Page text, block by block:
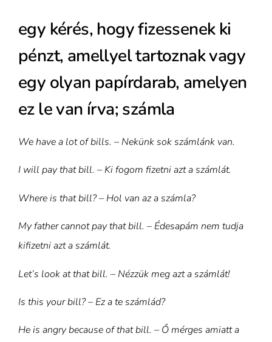
egy kérés, hogy fizessenek ki
pénzt, amellyel tartoznak vagy
egy olyan papírdarab, amelyen
ez le van írva; számla
We have a lot of bills. – Nekünk sok számlánk van.
I will pay that bill. – Ki fogom fizetni azt a számlát.
Where is that bill? – Hol van az a számla?
My father cannot pay that bill. – Édesapám nem tudja
kifizetni azt a számlát.
Let’s look at that bill. – Nézzük meg azt a számlát!
Is this your bill? – Ez a te számlád?
He is angry because of that bill. – Ő mérges amiatt a